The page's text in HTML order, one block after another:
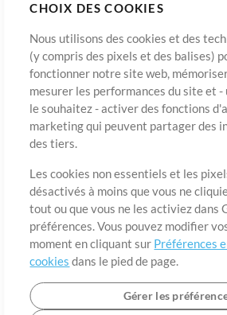
CHOIX DES COOKIES
Nous utilisons des cookies et des
(y compris des pixels et des balises)
fonctionner notre site web,
mesurer les performances du site et -
le souhaitez - activer des fonctions
marketing qui peuvent partager des
des tiers.
Les cookies non essentiels et les
désactivés à moins que vous ne
tout ou que vous ne les activiez dans
préférences. Vous pouvez modifier
moment en cliquant sur Préférences
cookies dans le pied de page.
Gérer les
Ville
Pays
Étât Langue